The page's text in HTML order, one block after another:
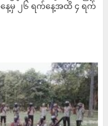
ေ့မှ ၂၆ ရက်နေ့အထိ ၄ ရက်